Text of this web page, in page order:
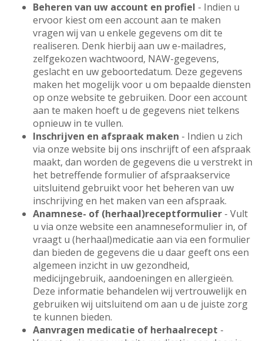
Beheren van uw account en profiel - Indien u
ervoor kiest om een account aan te maken
vragen wij van u enkele gegevens om dit te
realiseren. Denk hierbij aan uw e-mailadres,
zelfgekozen wachtwoord, NAW-gegevens,
geslacht en uw geboortedatum. Deze gegevens
maken het mogelijk voor u om bepaalde diensten
op onze website te gebruiken. Door een account
aan te maken hoeft u de gegevens niet telkens
opnieuw in te vullen.
Inschrijven en afspraak maken - Indien u zich
via onze website bij ons inschrijft of een afspraak
maakt, dan worden de gegevens die u verstrekt in
het betreffende formulier of afspraakservice
uitsluitend gebruikt voor het beheren van uw
inschrijving en het maken van een afspraak.
Anamnese- of (herhaal)receptformulier - Vult
u via onze website een anamneseformulier in, of
vraagt u (herhaal)medicatie aan via een formulier
dan bieden de gegevens die u daar geeft ons een
algemeen inzicht in uw gezondheid,
medicijngebruik, aandoeningen en allergieën.
Deze informatie behandelen wij vertrouwelijk en
gebruiken wij uitsluitend om aan u de juiste zorg
te kunnen bieden.
Aanvragen medicatie of herhaalrecept -